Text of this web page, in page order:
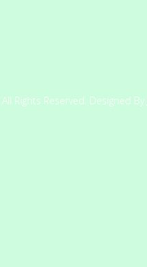
Rights Reserved. Designed